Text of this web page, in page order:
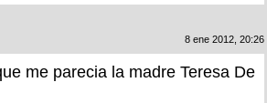
8 ene 2012, 20:26
me parecia la madre Teresa De